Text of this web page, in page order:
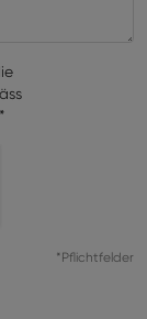
*Pflichtfelder